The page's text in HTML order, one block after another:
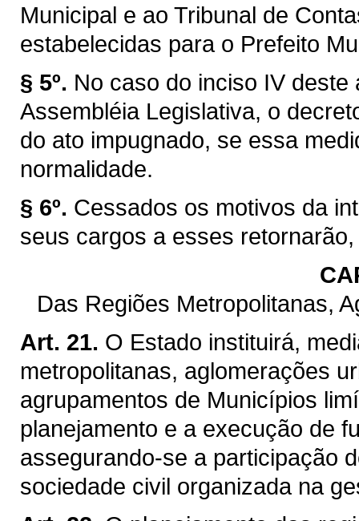
Municipal e ao Tribunal de
estabelecidas para o Prefeito
§ 5º. No caso do inciso IV
Assembléia Legislativa, o
do ato impugnado, se essa
normalidade.
§ 6º. Cessados os motivos da
seus cargos a esses
Das Regiões Metropolitanas,
Art. 21. O Estado instituirá,
metropolitanas, aglomerações
agrupamentos de Municípios
planejamento e a execução de
assegurando-se a participação
sociedade civil organizada na